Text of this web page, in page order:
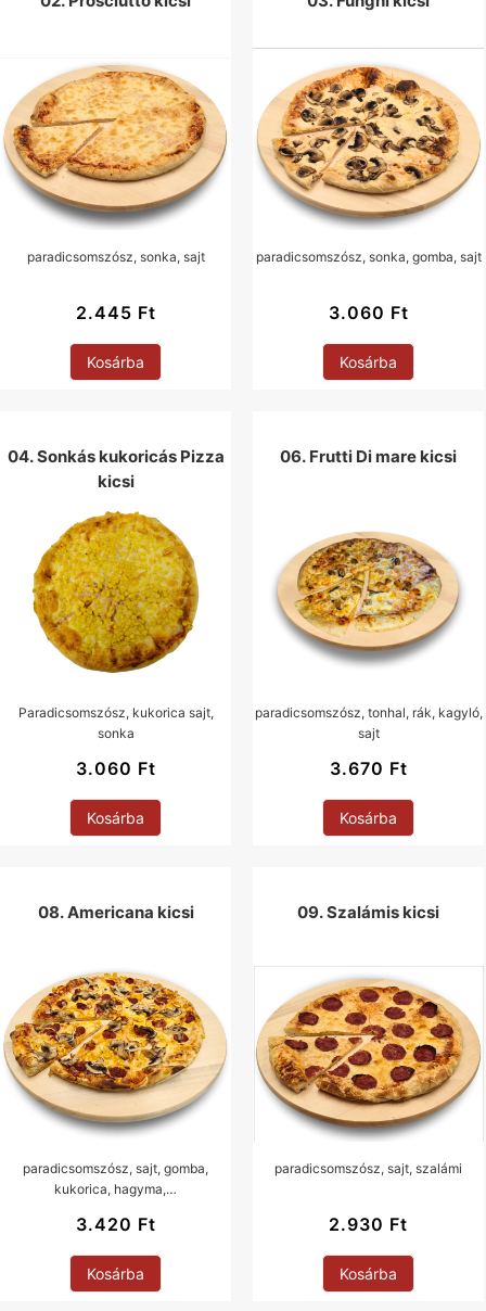
paradicsomszósz, sonka, sajt
2.445 Ft
Kosárba
paradicsomszósz, sonka, gomba, sajt
3.060 Ft
Kosárba
04. Sonkás kukoricás Pizza
kicsi
Paradicsomszósz, kukorica sajt,
sonka
3.060 Ft
Kosárba
06. Frutti Di mare kicsi
paradicsomszósz, tonhal, rák, kagyló,
sajt
3.670 Ft
Kosárba
08. Americana kicsi
paradicsomszósz, sajt, gomba,
kukorica, hagyma,…
3.420 Ft
Kosárba
09. Szalámis kicsi
paradicsomszósz, sajt, szalámi
2.930 Ft
Kosárba